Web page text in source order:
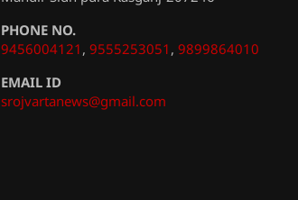
PHONE NO.
9456004121 , 9555253051 , 9899864010
EMAIL ID
srojvartanews@gmail.com